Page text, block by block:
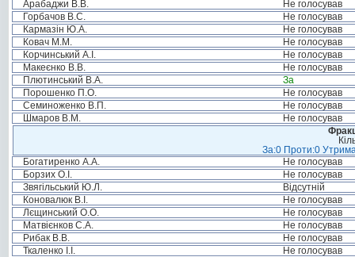
Арабаджи В.В.
Не голосував
Горбачов В.С.
Не голосував
Кармазін Ю.А.
Не голосував
Ковач М.М.
Не голосував
Корчинський А.І.
Не голосував
Макеєнко В.В.
Не голосував
Плютинський В.А.
За
Порошенко П.О.
Не голосував
Семиноженко В.П.
Не голосував
Шмаров В.М.
Не голосував
За:0 Проти:0
Богатиренко А.А.
Не голосував
Борзих О.І.
Не голосував
Звягільський Ю.Л.
Відсутній
Коновалюк В.І.
Не голосував
Лєщинський О.О.
Не голосував
Матвієнков С.А.
Не голосував
Рибак В.В.
Не голосував
Ткаленко І.І.
Не голосував